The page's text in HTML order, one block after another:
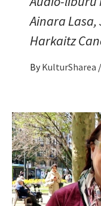
Ainara Lasa,
Harkaitz
By KulturSharea /